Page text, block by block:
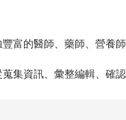
富的醫師、藥師、營養
資訊、彙整編輯、確